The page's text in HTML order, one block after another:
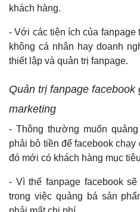
khách hàng.
- Với các tiện ích của fanpage
không cá nhân hay doanh
thiết lập và quản trị fanpage.
Quản trị fanpage
marketing
- Thông thường muốn
phải bỏ tiền để facebook
đó mới có khách hàng mục
- Vì thế fanpage facebook
trong việc quảng bá sản